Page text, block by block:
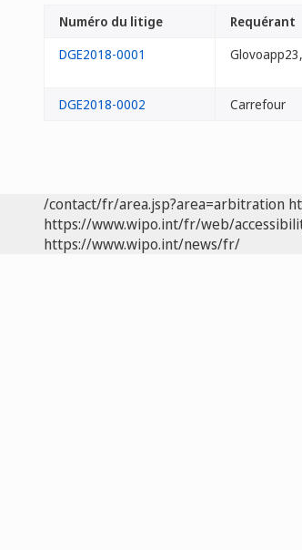
Numéro du litige Requérant
DGE2018-0001
Glovoapp23,
DGE2018-0002 Carrefour
/contact/fr/area.jsp?area=arbitration
https://www.wipo.int/fr/web/
https://www.wipo.int/news/fr/